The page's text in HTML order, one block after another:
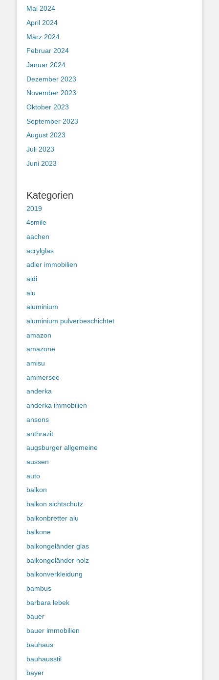
Mai 2024
April 2024
März 2024
Februar 2024
Januar 2024
Dezember 2023
November 2023
Oktober 2023
September 2023
August 2023
Juli 2023
Juni 2023
Kategorien
2019
4smile
aachen
acrylglas
adler immobilien
aldi
alu
aluminium
aluminium pulverbeschichtet
amazon
amazone
amisu
ammersee
anderka
anderka immobilien
ansons
anthrazit
augsburger allgemeine
aussen
auto
balkon
balkon sichtschutz
balkonbretter alu
balkone
balkongeländer glas
balkongeländer holz
balkonverkleidung
bambus
barbara lebek
bauer
bauer immobilien
bauhaus
bauhausstil
bayer